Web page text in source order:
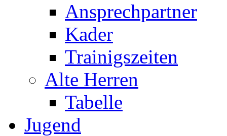
Ansprechpartner
Kader
Trainigszeiten
Alte Herren
Tabelle
Jugend